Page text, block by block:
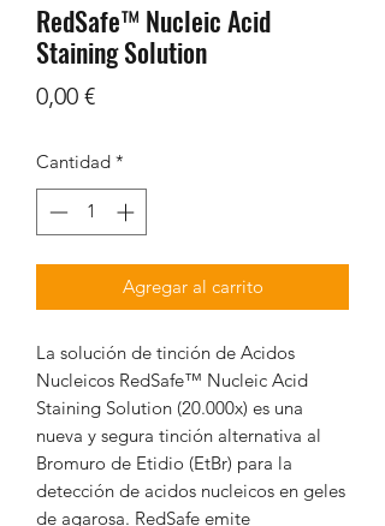
RedSafe™ Nucleic Acid
Staining Solution
0,00 €Precio
Cantidad *
Agregar al carrito
La solución de tinción de Acidos
Nucleicos RedSafe™ Nucleic Acid
Staining Solution (20.000x) es una
nueva y segura tinción alternativa al
Bromuro de Etidio (EtBr) para la
detección de acidos nucleicos en geles
de agarosa. RedSafe emite